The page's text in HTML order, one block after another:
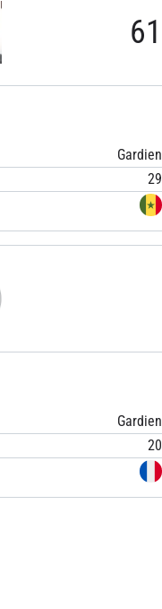
61
Gardien
29
Gardien
20